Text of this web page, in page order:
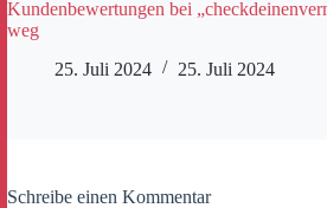
Kundenbewertungen bei
weg
25. Juli 2024
25. Juli 2024
Schreibe einen Kommentar